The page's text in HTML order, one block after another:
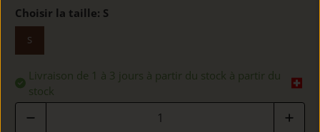
Choisir la taille: S
S
Livraison de 1 à 3 jours à partir du stock à partir du
stock